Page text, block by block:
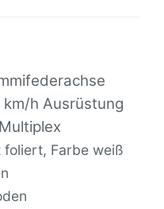
h Ausrüstung
Farbe weiß